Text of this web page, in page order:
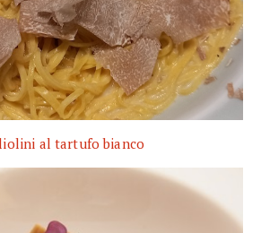
al tartufo bianco